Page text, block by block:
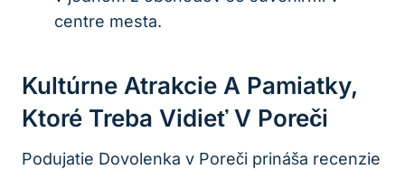
centre mesta.
Kultúrne Atrakcie A Pamiatky,
Ktoré Treba Vidieť V Poreči
Podujatie Dovolenka v Poreči prináša recenzie